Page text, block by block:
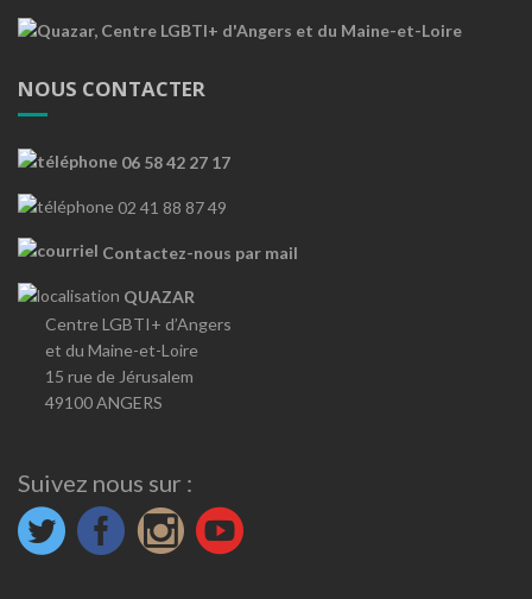
NOUS CONTACTER
06 58 42 27 17
02 41 88 87 49
Contactez-nous par mail
QUAZAR
Centre LGBTI+ d’Angers
et du Maine-et-Loire
15 rue de Jérusalem
49100 ANGERS
Suivez nous sur :